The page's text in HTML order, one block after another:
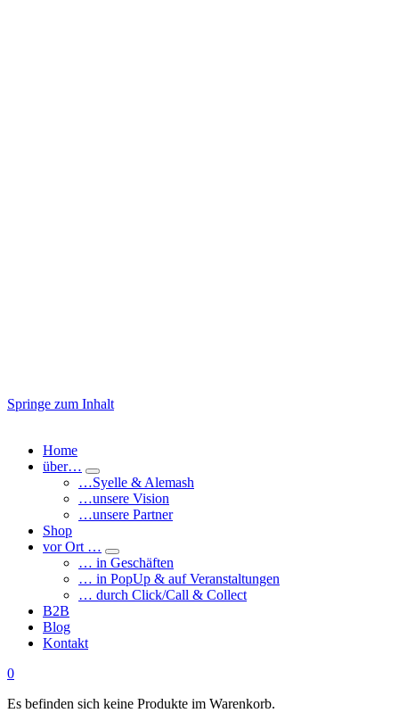
Springe zum Inhalt
Home
über…
…Syelle & Alemash
…unsere Vision
…unsere Partner
Shop
vor Ort …
… in Geschäften
… in PopUp & auf Veranstaltungen
… durch Click/Call & Collect
B2B
Blog
Kontakt
0
Es befinden sich keine Produkte im Warenkorb.